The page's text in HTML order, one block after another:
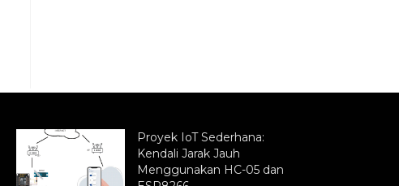
Proyek IoT Sederhana:
Kendali Jarak Jauh
Menggunakan HC-05 dan